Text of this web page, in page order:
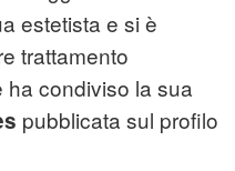
estetista e si è
trattamento
condiviso la sua
pubblicata sul profilo